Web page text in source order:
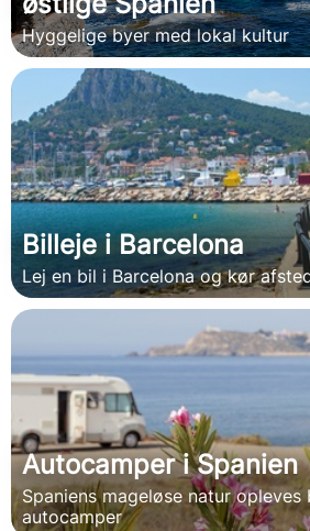
Hyggelige byer med lokal kultur
Billeje i Barcelona
Lej en bil i Barcelona og kør
Autocamper i Spanien
Spaniens mageløse natur opleves
autocamper